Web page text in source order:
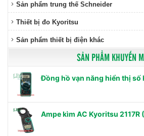
Sản phẩm trung thế Schneider
Thiết bị đo Kyoritsu
Sản phẩm thiết bị điện khác
SẢN PHẨM KHUYẾN
Đồng hồ vạn năng hiển thị số
Ampe kìm AC Kyoritsu